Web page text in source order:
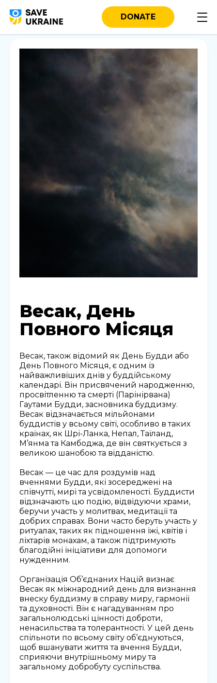
DONATE
Весак, День
Повного Місяця
Весак, також відомий як День Будди або
День Повного Місяця, є одним із
найважливіших днів у буддійському
календарі. Він присвячений народженню,
просвітленню та смерті (Парінірвана)
Гаутами Будди, засновника буддизму.
Весак відзначається мільйонами
буддистів у всьому світі, особливо в таких
країнах, як Шрі-Ланка, Непал, Таїланд,
М’янма та Камбоджа, де він святкується з
великою шанобою та відданістю.
Весак — це час для роздумів над
вченнями Будди, які зосереджені на
співчутті, мирі та усвідомленості. Буддисти
відзначають цю подію, відвідуючи храми,
беручи участь у молитвах, медитації та
добрих справах. Вони часто беруть участь у
ритуалах, таких як підношення їжі, квітів і
ліхтарів монахам, а також підтримують
благодійні ініціативи для допомоги
нужденним.
Організація Об’єднаних Націй визнає
Весак як міжнародний день для визнання
внеску буддизму в справу миру, гармонії
та духовності. Він є нагадуванням про
загальнолюдські цінності доброти,
ненасильства та толерантності. У цей день
спільноти по всьому світу об’єднуються,
щоб вшанувати життя та вчення Будди,
сприяючи внутрішньому миру та
загальному добробуту суспільства.